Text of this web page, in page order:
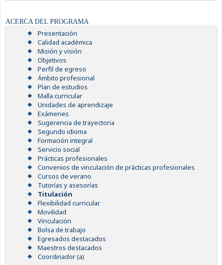
ACERCA DEL PROGRAMA
Presentación
Calidad académica
Misión y visión
Objetivos
Perfil de egreso
Ámbito profesional
Plan de estudios
Malla curricular
Unidades de aprendizaje
Exámenes
Sugerencia de trayectoria
Segundo idioma
Formación integral
Servicio social
Prácticas profesionales
Convenios de vinculación de prácticas profesionales
Cursos de verano
Tutorías y asesorías
Titulación
Flexibilidad curricular
Movilidad
Vinculación
Bolsa de trabajo
Egresados destacados
Maestros destacados
Coordinador (a)